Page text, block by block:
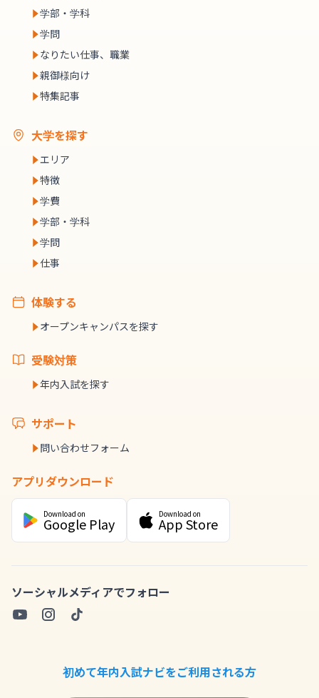
学部・学科
学問
なりたい仕事、職業
親御様向け
特集記事
大学を探す
エリア
特徴
学費
学部・学科
学問
仕事
体験する
オープンキャンパスを探す
受験対策
年内入試を探す
サポート
問い合わせフォーム
アプリダウンロード
Download on
Google Play
Download on
App Store
ソーシャルメディアでフォロー
初めて年内入試ナビをご利用される方